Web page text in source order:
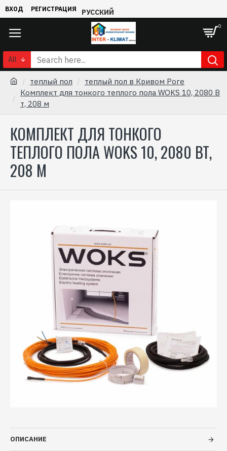
ВХОД РЕГИСТРАЦИЯ РУССКИЙ
0
All
теплый пол
теплый пол в Кривом Роге
Комплект для тонкого теплого пола WOKS 10, 2080 В
т, 208 м
КОМПЛЕКТ ДЛЯ ТОНКОГО
ТЕПЛОГО ПОЛА WOKS 10, 2080 ВТ,
208 М
ОПИСАНИЕ